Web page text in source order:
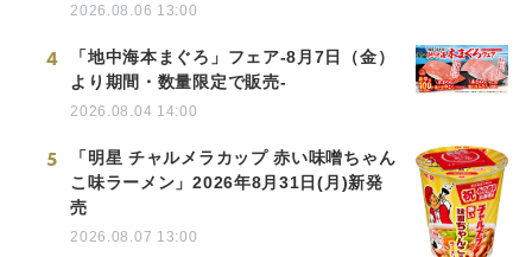
2026.08.06 13:00
4
「地中海本まぐろ」フェア-8月7日（金）
より期間・数量限定で販売-
2026.08.04 14:00
5
「明星 チャルメラカップ 赤い味噌ちゃん
こ味ラーメン」2026年8月31日(月)新発
売
2026.08.07 13:00